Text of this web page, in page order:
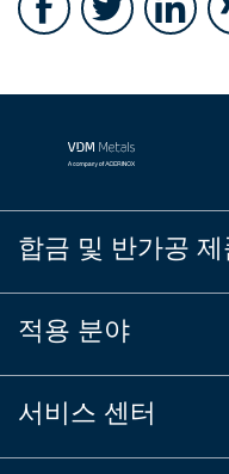
합금 및 반가공 제
적용 분야
서비스 센터